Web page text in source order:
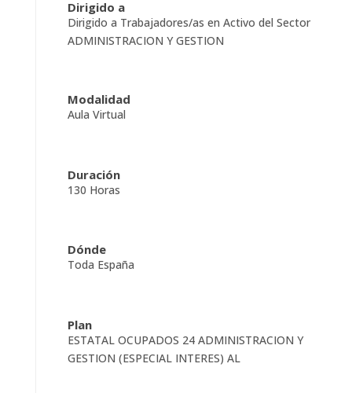
Dirigido a
Dirigido a Trabajadores/as en Activo del Sector
ADMINISTRACION Y GESTION
Modalidad
Aula Virtual
Duración
130 Horas
Dónde
Toda España
Plan
ESTATAL OCUPADOS 24 ADMINISTRACION Y
GESTION (ESPECIAL INTERES) AL